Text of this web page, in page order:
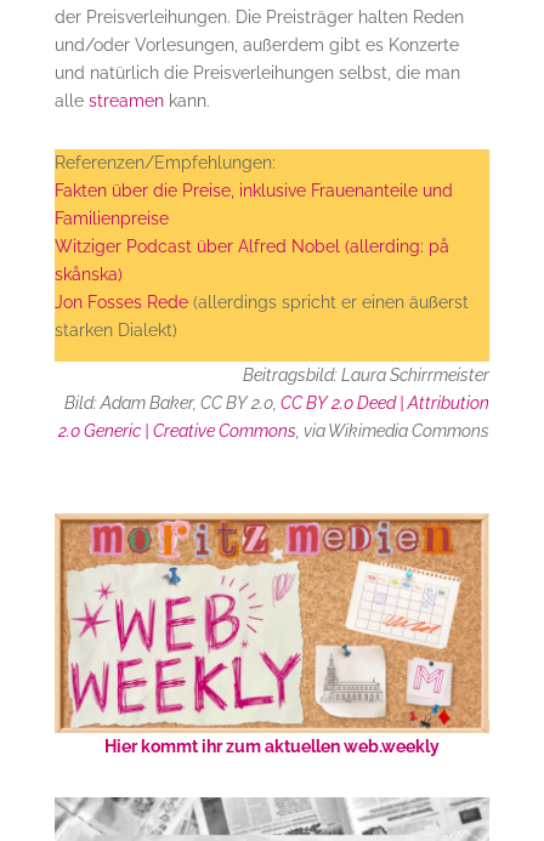
der Preisverleihungen. Die Preisträger halten Reden
und/oder Vorlesungen, außerdem gibt es Konzerte
und natürlich die Preisverleihungen selbst, die man
alle streamenkann.
Referenzen/Empfehlungen:
Fakten über die Preise, inklusive Frauenanteile und
Familienpreise
Witziger Podcast über Alfred Nobel (allerding: på
skånska)
Jon Fosses Rede(allerdings spricht er einen äußerst
starken Dialekt)
Beitragsbild: Laura Schirrmeister
Bild: Adam Baker, CC BY 2.0,CC BY 2.0 Deed | Attribution
2.0 Generic | Creative Commons , via Wikimedia Commons
Hier kommt ihr zum aktuellen web.weekly